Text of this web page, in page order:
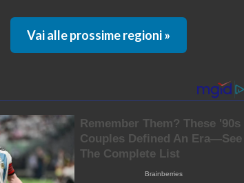
Vai alle prossime regioni »